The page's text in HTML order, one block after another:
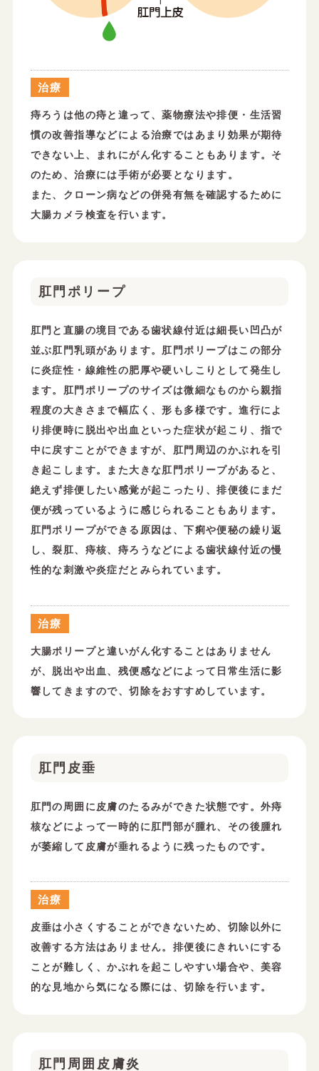
治療
痔ろうは他の痔と違って、薬物療法や排便・生活習
慣の改善指導などによる治療ではあまり効果が期待
できない上、まれにがん化することもあります。そ
のため、治療には手術が必要となります。
また、クローン病などの併発有無を確認するために
大腸カメラ検査を行います。
肛門ポリープ
肛門と直腸の境目である歯状線付近は細長い凹凸が
並ぶ肛門乳頭があります。肛門ポリープはこの部分
に炎症性・線維性の肥厚や硬いしこりとして発生し
ます。肛門ポリープのサイズは微細なものから親指
程度の大きさまで幅広く、形も多様です。進行によ
り排便時に脱出や出血といった症状が起こり、指で
中に戻すことができますが、肛門周辺のかぶれを引
き起こします。また大きな肛門ポリープがあると、
絶えず排便したい感覚が起こったり、排便後にまだ
便が残っているように感じられることもあります。
肛門ポリープができる原因は、下痢や便秘の繰り返
し、裂肛、痔核、痔ろうなどによる歯状線付近の慢
性的な刺激や炎症だとみられています。
治療
大腸ポリープと違いがん化することはありません
が、脱出や出血、残便感などによって日常生活に影
響してきますので、切除をおすすめしています。
肛門皮垂
肛門の周囲に皮膚のたるみができた状態です。外痔
核などによって一時的に肛門部が腫れ、その後腫れ
が萎縮して皮膚が垂れるように残ったものです。
治療
皮垂は小さくすることができないため、切除以外に
改善する方法はありません。排便後にきれいにする
ことが難しく、かぶれを起こしやすい場合や、美容
的な見地から気になる際には、切除を行います。
肛門周囲皮膚炎